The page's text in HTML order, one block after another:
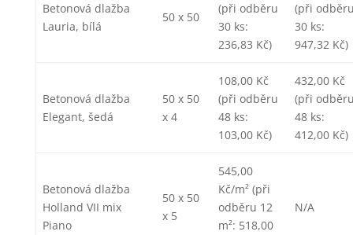
Betonová dlažba
Lauria, bílá
50 x 50
(při odběru
30 ks:
236,83 Kč)
(při
30 ks:
947,32 Kč)
Betonová dlažba
Elegant, šedá
50 x 50
x 4
108,00 Kč
(při odběru
48 ks:
103,00 Kč)
432,00 Kč
(při
48 ks:
412,00 Kč)
Betonová dlažba
Holland VII mix
Piano
50 x 50
x 5
545,00
Kč/m² (při
odběru 12
m²: 518,00
N/A